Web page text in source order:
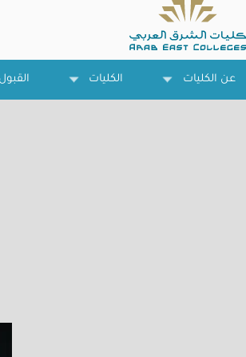
إلى
المحتوى
الرئيسي
عن الكليات الكليات